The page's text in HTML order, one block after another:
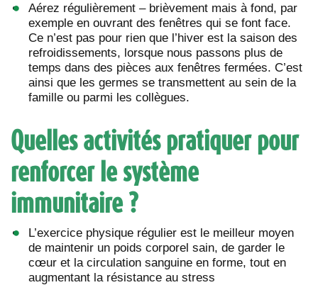
Aérez régulièrement – brièvement mais à fond, par
exemple en ouvrant des fenêtres qui se font face.
Ce n’est pas pour rien que l’hiver est la saison des
refroidissements, lorsque nous passons plus de
temps dans des pièces aux fenêtres fermées. C’est
ainsi que les germes se transmettent au sein de la
famille ou parmi les collègues.
Quelles activités pratiquer pour
renforcer le système
immunitaire ?
L’exercice physique régulier est le meilleur moyen
de maintenir un poids corporel sain, de garder le
cœur et la circulation sanguine en forme, tout en
augmentant la résistance au stress